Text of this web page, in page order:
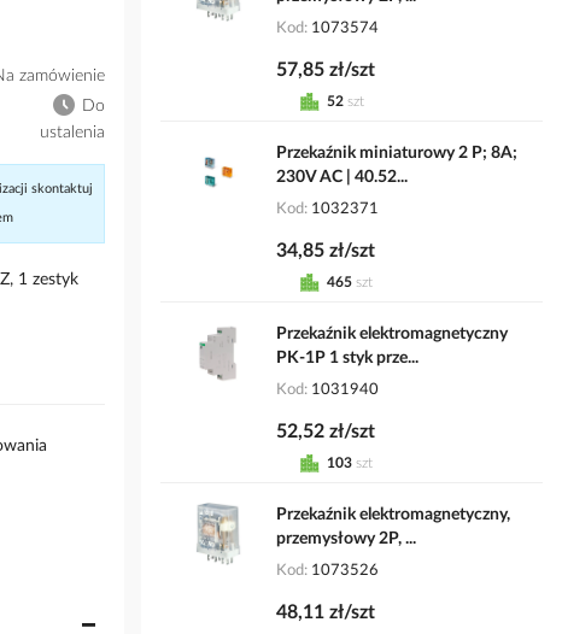
zamówienie
Do
ustalenia
skontaktuj
1 zestyk
Kod 1073574
57,85 zł/szt
52 szt
Przekaźnik miniaturowy 2 P; 8A;
230V AC | 40.52...
Kod 1032371
34,85 zł/szt
465 szt
Przekaźnik elektromagnetyczny
PK-1P 1 styk prze...
Kod 1031940
52,52 zł/szt
103 szt
Przekaźnik elektromagnetyczny,
przemysłowy 2P, ...
Kod 1073526
48,11 zł/szt